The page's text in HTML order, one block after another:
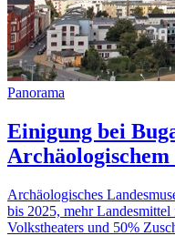
Panorama
Einigung bei
Archäologischem
Archäologisches
bis 2025, mehr Landesmittel
Volkstheaters und 50%